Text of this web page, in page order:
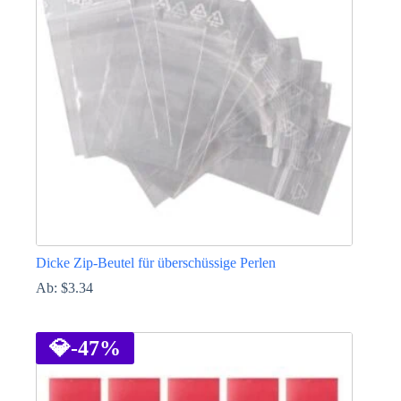
Optionen
können
Produktseite
gewählt
werden
Dicke Zip-Beutel für überschüssige Perlen
Ab: $3.34
weist
mehrere
Varianten
💎-47%